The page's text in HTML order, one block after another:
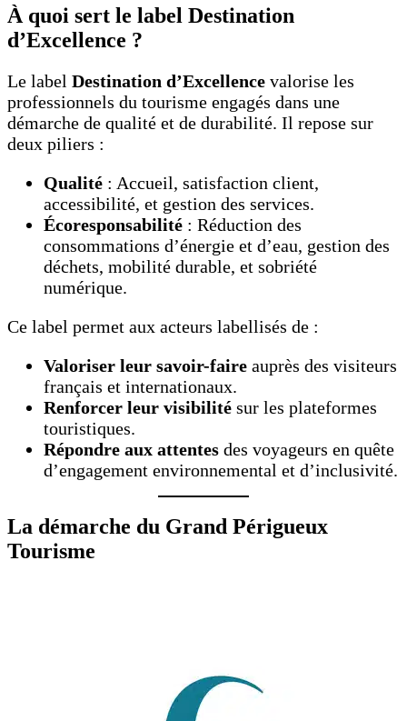
À quoi sert le label Destination
d’Excellence ?
Le label Destination d’Excellence valorise les
professionnels du tourisme engagés dans une
démarche de qualité et de durabilité. Il repose sur
deux piliers :
Qualité : Accueil, satisfaction client,
accessibilité, et gestion des services.
Écoresponsabilité : Réduction des
consommations d’énergie et d’eau, gestion des
déchets, mobilité durable, et sobriété
numérique.
Ce label permet aux acteurs labellisés de :
Valoriser leur savoir-faire auprès des visiteurs
français et internationaux.
Renforcer leur visibilité sur les plateformes
touristiques.
Répondre aux attentes des voyageurs en quête
d’engagement environnemental et d’inclusivité.
La démarche du Grand Périgueux
Tourisme